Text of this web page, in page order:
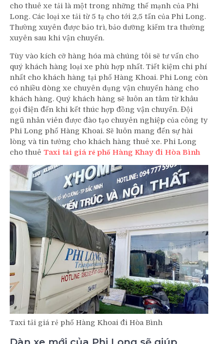
cho thuê xe tải là một trong những thế mạnh của Phi
Long. Các loại xe tải từ 5 tạ cho tới 2,5 tấn của Phi Long.
Thường xuyên được bảo trì, bảo dưỡng kiểm tra thường
xuyên sau khi vận chuyển.
Tùy vào kích cỡ hàng hóa mà chúng tôi sẽ tư vấn cho
quý khách hàng loại xe phù hợp nhất. Tiết kiệm chi phí
nhất cho khách hàng tại phố Hàng Khoai. Phi Long còn
có nhiều dòng xe chuyên dụng vận chuyển hàng cho
khách hàng. Quý khách hàng sẽ luôn an tâm từ khâu
gọi điện đến khi kết thúc hợp đồng vận chuyển. Đội
ngũ nhân viên được đào tạo chuyên nghiệp của công ty
Phi Long phố Hàng Khoai. Sẽ luôn mang đến sự hài
lòng và tin tưởng cho khách hàng thuê xe. Phi Long
cho thuê Taxi tải giá rẻ phố Hàng Khay đi Hòa Bình
Taxi tải giá rẻ phố Hàng Khoai đi Hòa Bình